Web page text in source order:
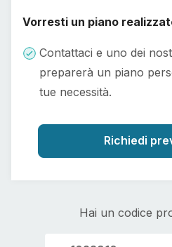
Vorresti un piano
Contattaci e uno dei
preparerà un piano
tue necessità.
Richiedi
Hai un codice